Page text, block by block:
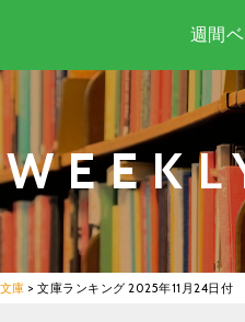
週間
文庫 > 文庫ランキング 2025年11月24日付